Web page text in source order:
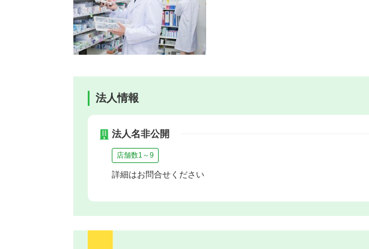
法人情報
法人名非公開
店舗数1～9
詳細はお問合せください